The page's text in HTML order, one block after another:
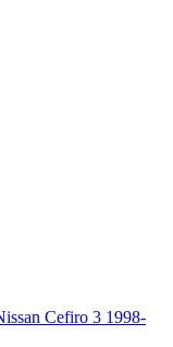
Cefiro 3 1998-